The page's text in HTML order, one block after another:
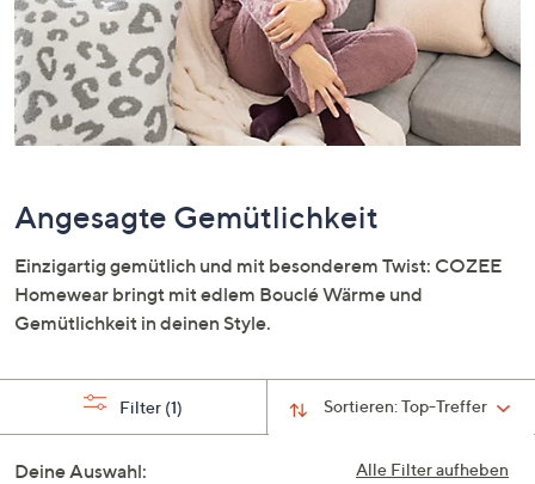
oder
wischen
Sie
auf
Touch-
links
rechts,
um
diese
Angesagte Gemütlichkeit
Einzigartig gemütlich und mit besonderem Twist: COZEE
Homewear bringt mit edlem Bouclé Wärme und
Gemütlichkeit in deinen Style.
Sortieren:Top-Treffer
Filter (1)
Alle Filter aufheben
Deine Auswahl: